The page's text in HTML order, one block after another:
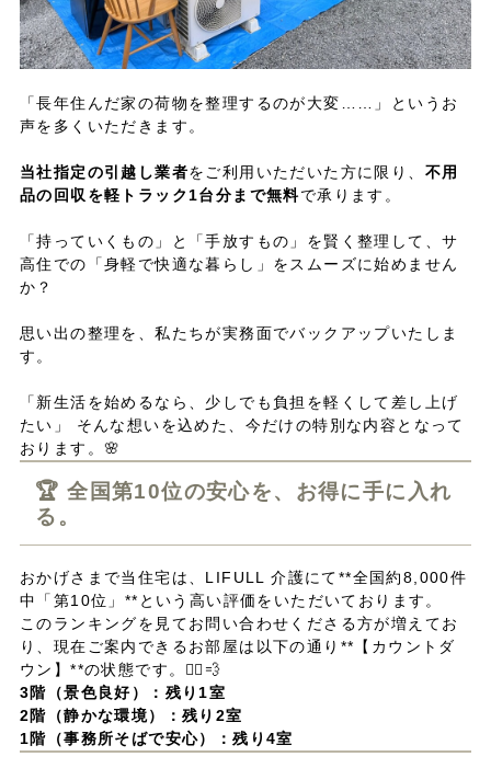
「長年住んだ家の荷物を整理するのが大変……」というお
声を多くいただきます。
当社指定の引越し業者をご利用いただいた方に限り、 不用
品の回収を軽トラック1台分まで無料で承ります。
「持っていくもの」と「手放すもの」を賢く整理して、サ
高住での「身軽で快適な暮らし」をスムーズに始めません
か？
思い出の整理を、私たちが実務面でバックアップいたしま
す。
「新生活を始めるなら、少しでも負担を軽くして差し上げ
たい」 そんな想いを込めた、今だけの特別な内容となって
おります。🌸
🏆 全国第10位の安心を、お得に手に入れ
る。
おかげさまで当住宅は、LIFULL 介護にて**全国約8,000件
中「第10位」**という高い評価をいただいております。
このランキングを見てお問い合わせくださる方が増えてお
り、現在ご案内できるお部屋は以下の通り**【カウントダ
ウン】**の状態です。🏃‍♂️💨
3階（景色良好）：残り1室
2階（静かな環境）：残り2室
1階（事務所そばで安心）：残り4室